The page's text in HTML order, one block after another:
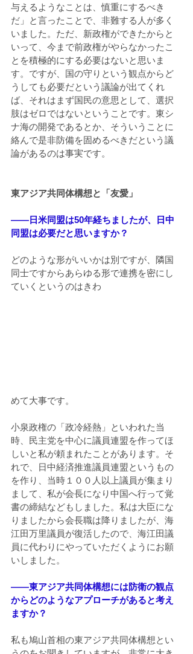
与えるようなことは、慎重にするべき
だ」と言ったことで、非難する人が多く
いました。ただ、新政権ができたからと
いって、今まで前政権がやらなかったこ
とを積極的にする必要はないと思いま
す。ですが、国の守りという観点からど
うしても必要だという議論が出てくれ
ば、それはまず国民の意思として、選択
肢はゼロではないということです。東シ
ナ海の開発であるとか、そういうことに
絡んで是非防備を固めるべきだという議
論があるのは事実です。
東アジア共同体構想と「友愛」
――日米同盟は50年経ちましたが、日中
同盟は必要だと思いますか？
どのような形がいいかは別ですが、隣国
同士ですからあらゆる形で連携を密にし
ていくというのはきわ
めて大事です。
小泉政権の「政冷経熱」といわれた当
時、民主党を中心に議員連盟を作ってほ
しいと私が頼まれたことがあります。そ
れで、日中経済推進議員連盟というもの
を作り、当時１００人以上議員が集まり
まして、私が会長になり中国へ行って覚
書の締結などもしました。私は大臣にな
りましたから会長職は降りましたが、海
江田万里議員が復活したので、海江田議
員に代わりにやっていただくようにお願
いしました。
――東アジア共同体構想には防衛の観点
からどのようなアプローチがあると考え
ますか？
私も鳩山首相の東アジア共同体構想とい